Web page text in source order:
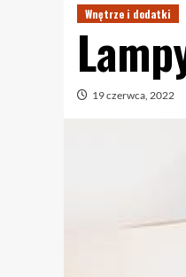
Wnętrze i dodatki
19 czerwca, 2022